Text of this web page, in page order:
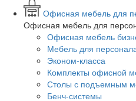
Офисная мебель для
Офисная мебель для
Офисная мебель
Мебель для
Эконом-класса
Комплекты офисной
Столы с подъемным
Бенч-системы